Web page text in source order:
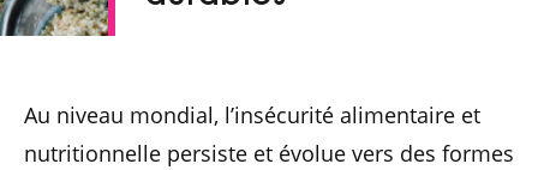
Au niveau mondial, l’insécurité alimentaire et
nutritionnelle persiste et évolue vers des formes